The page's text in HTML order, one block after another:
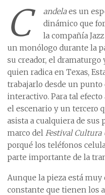
C andelaes un
dinámico que
la compañía
un monólogo durante la
su creador, el dramaturgo
quien radica en Texas,
trabajarlo desde un
interactivo. Para tal
el escenario y un tercero
asista a cualquiera de
marco del Festival Cultura
porqué los teléfonos
parte importante de la
Aunque la pieza está muy
constante que tienen los